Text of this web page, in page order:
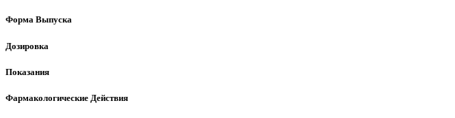
Форма Выпуска
Дозировка
Показания
Фармакологические Действия